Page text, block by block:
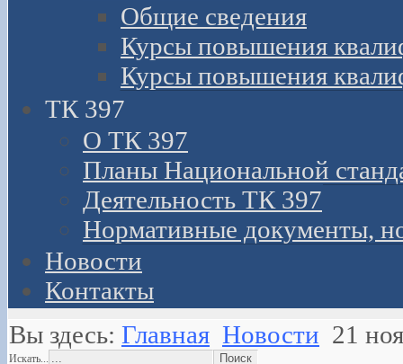
Общие сведения
Курсы повышения
Курсы повышения
ТК 397
О ТК 397
Планы Национальной
Деятельность ТК 397
Нормативные документы,
Новости
Контакты
Вы здесь: Главная Новости 21
Искать...